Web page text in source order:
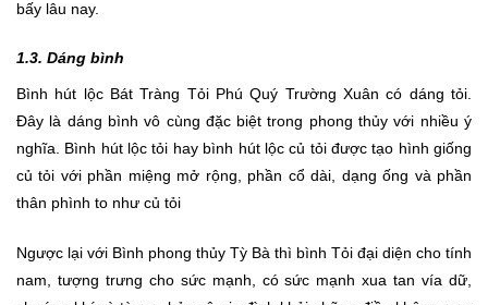
bấy lâu nay.
1.3. Dáng bình
Bình hút lộc Bát Tràng Tỏi Phú Quý Trường Xuân có dáng tỏi.
Đây là dáng bình vô cùng đặc biệt trong phong thủy với nhiều ý
nghĩa. Bình hút lộc tỏi hay bình hút lộc củ tỏi được tạo hình giống
củ tỏi với phần miệng mở rộng, phần cổ dài, dạng ống và phần
thân phình to như củ tỏi
Ngược lại với Bình phong thủy Tỳ Bà thì bình Tỏi đại diện cho tính
nam, tượng trưng cho sức mạnh, có sức mạnh xua tan vía dữ,